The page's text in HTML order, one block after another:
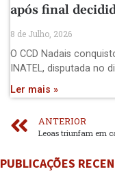
após final
8 de Julho, 2026
O CCD Nadais
INATEL, disputada no
Ler mais »
ANTERIOR
Leoas triunfam em
PUBLICAÇÕES